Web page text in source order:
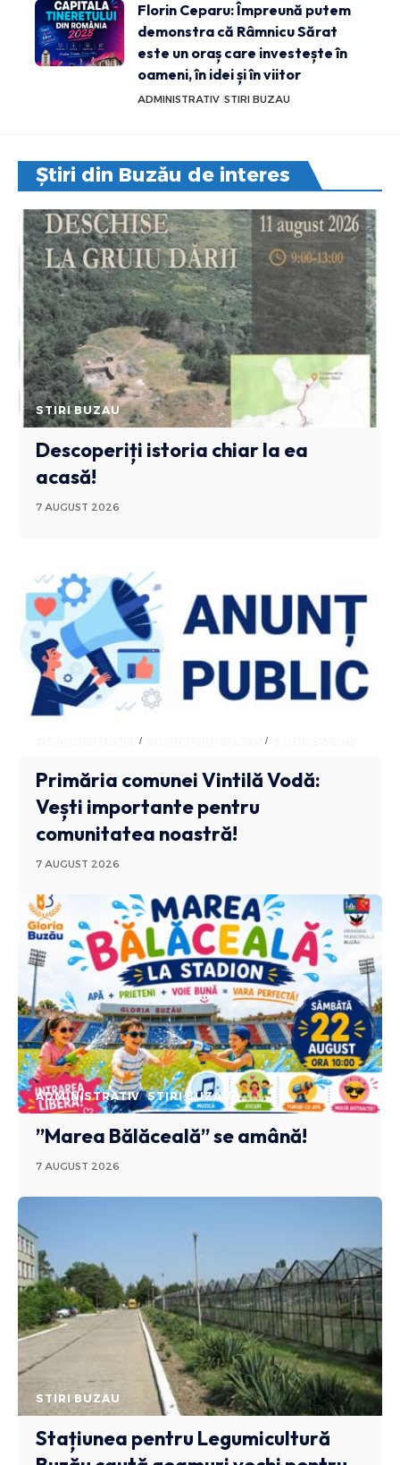
Florin Ceparu: Împreună putem
demonstra că Râmnicu Sărat
este un oraș care investește în
oameni, în idei și în viitor
ADMINISTRATIV STIRI BUZAU
Știri din Buzău de interes
STIRI BUZAU
Descoperiți istoria chiar la ea
acasă!
7 AUGUST 2026
ADMINISTRATIV ANUNTURI BUZAU
Primăria comunei Vintilă Vodă:
Vești importante pentru
comunitatea noastră!
7 AUGUST 2026
ADMINISTRATIV STIRI BUZAU
”Marea Bălăceală” se amână!
7 AUGUST 2026
STIRI BUZAU
Stațiunea pentru Legumicultură